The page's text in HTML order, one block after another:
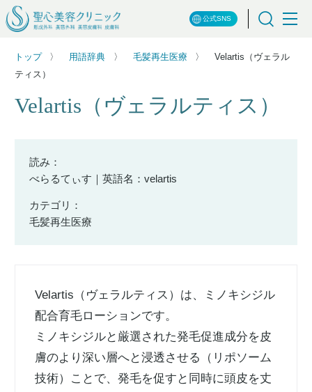
公式SNS
トップ 用語辞典 毛髪再生医療
Velartis（ヴェラル
ティス）
Velartis（ヴェラルティス）
読み：
べらるてぃす｜英語名：velartis
カテゴリ：
毛髪再生医療
Velartis（ヴェラルティス）は、ミノキシジル
配合育毛ローションです。
ミノキシジルと厳選された発毛促進成分を皮
膚のより深い層へと浸透させる（リポソーム
技術）ことで、発毛を促すと同時に頭皮を丈